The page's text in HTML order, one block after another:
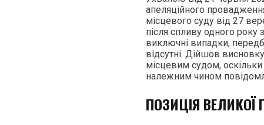
апеляційного
місцевого суду від 27
після спливу одного року
виключні випадки,
відсутні. Дійшов
місцевим судом, оскільки
належним чином
ПОЗИЦІЯ